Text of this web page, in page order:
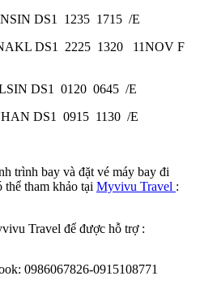
HANSIN DS1 1235 1715 /E
DS1 2225 1320 11NOV F
AKLSIN DS1 0120 0645 /E
DS1 0915 1130 /E
trình bay và đặt vé máy bay đi
tham khảo tại Myvivu Travel :
Travel để được hỗ trợ :
0986067826-0915108771